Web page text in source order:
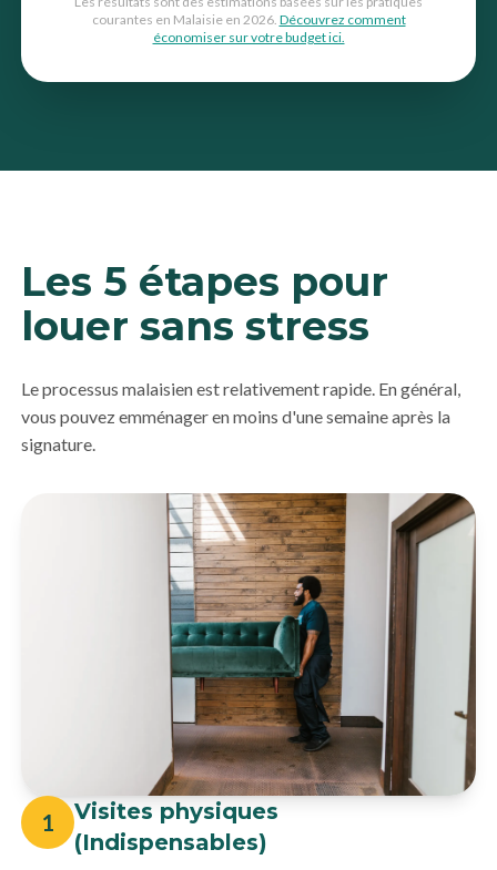
courantes en Malaisie en 2026. Découvrez comment
économiser sur votre budget ici.
Les 5 étapes pour
louer sans stress
Le processus malaisien est relativement rapide. En général,
vous pouvez emménager en moins d'une semaine après la
signature.
1
Visites physiques
(Indispensables)